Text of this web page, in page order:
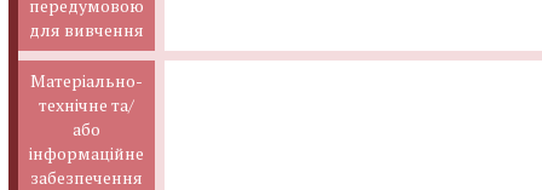
передумовою
для вивчення
Матеріально-
технічне та/
або
інформаційне
забезпечення